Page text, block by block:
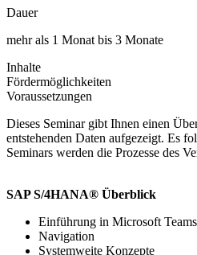
Dauer
mehr als 1 Monat bis 3 Monate
Inhalte
Fördermöglichkeiten
Voraussetzungen
Dieses Seminar gibt Ihnen einen
entstehenden Daten aufgezeigt. Es
Seminars werden die Prozesse des
SAP S/4HANA® Überblick
Einführung in Microsoft Teams
Navigation
Systemweite Konzepte